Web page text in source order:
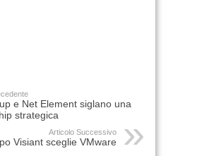
e Net Element siglano una
strategica
Articolo Successivo
Visiant sceglie VMware